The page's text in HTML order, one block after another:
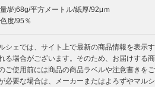
/約68g/平方メートル/紙厚/92μｍ
度/95％
シェでは、サイト上で最新の商品情報を表示
る場合がございます。そのため、お届けする
ご使用前には商品の商品ラベルや注意書きを
必要な場合は、メーカーまたはよろずやマル